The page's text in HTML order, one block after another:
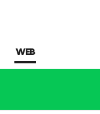
WEB